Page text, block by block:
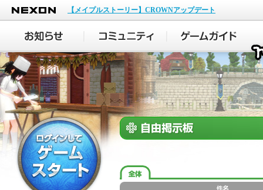
NEXON
【メイプルストーリー】CROWNアップデート